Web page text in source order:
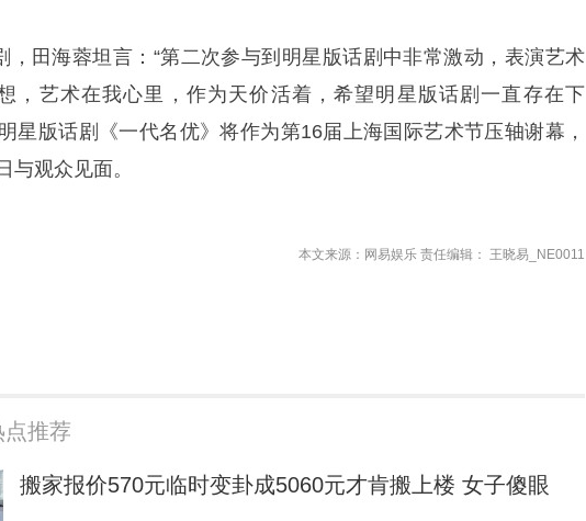
，田海蓉坦言：“第二次参与到明星版话剧中非常激动，表演艺术
，艺术在我心里，作为天价活着，希望明星版话剧一直存在下
星版话剧《一代名优》将作为第16届上海国际艺术节压轴谢幕，
观众见面。
本文来源：网易娱乐 责任编辑： 王晓易_NE0011
点推荐
搬家报价570元临时变卦成5060元才肯搬上楼 女子傻眼